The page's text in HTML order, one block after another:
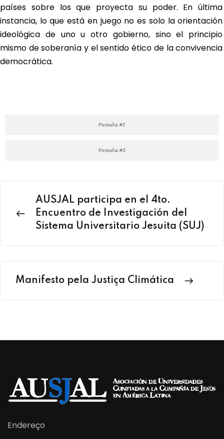
países sobre los que proyecta su poder. En última
instancia, lo que está en juego no es solo la orientación
ideológica de uno u otro gobierno, sino el principio
mismo de soberanía y el sentido ético de la convivencia
democrática.
Pestaña #2
Pestaña #3
AUSJAL participa en el 4to.
Encuentro de Investigación del
Sistema Universitario Jesuita (SUJ)
Manifesto pela Justiça Climática
Endereço